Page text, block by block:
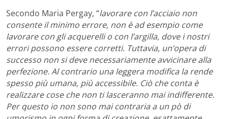
Secondo Maria Pergay, “lavorare con l’acciaio non
consente il minimo errore, non è ad esempio come
lavorare con gli acquerelli o con l’argilla, dove i nostri
errori possono essere corretti. Tuttavia, un’opera di
successo non si deve necessariamente avvicinare alla
perfezione. Al contrario una leggera modifica la rende
spesso più umana, più accessibile. Ciò che conta è
realizzare cose che non ti lasceranno mai indifferente.
Per questo io non sono mai contraria a un pò di